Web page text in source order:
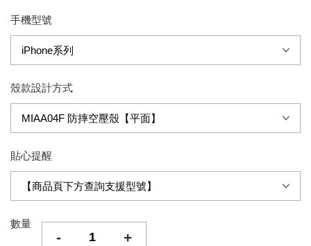
手機型號
殼款設計方式
貼心提醒
數量
- +